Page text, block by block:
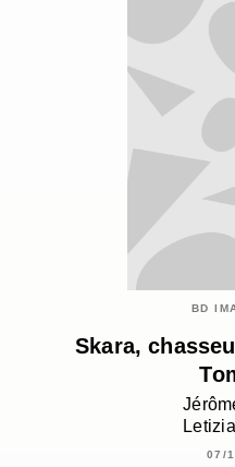
BD
Skara,
07/